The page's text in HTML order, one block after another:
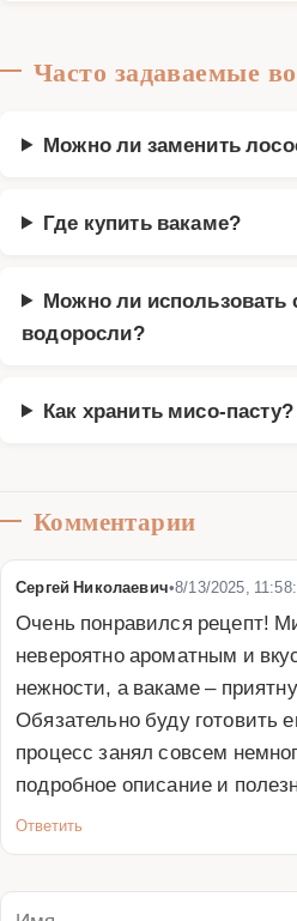
Часто задаваемые
Можно ли заменить
Где купить вакаме?
Можно ли
водоросли?
Как хранить мисо-пасту?
Комментарии
Сергей Николаевич•8/13/2025,
Очень понравился рецепт!
невероятно ароматным и
нежности, а вакаме –
Обязательно буду готовить
процесс занял совсем
подробное описание и
Ответить